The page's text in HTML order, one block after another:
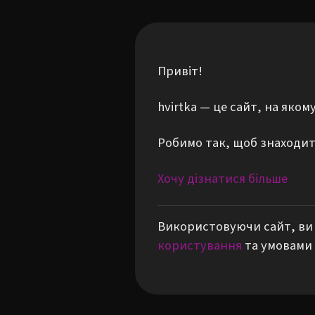
Привіт!
hvirtka — це сайт, на
Робимо так, щоб
Хочу дізнатися більше
Використовуючи сайт,
користування та умовами